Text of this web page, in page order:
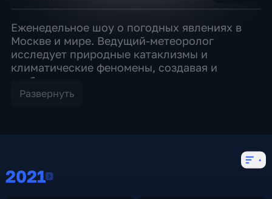
Еженедельное шоу о погодных явлениях в
Москве и мире. Ведущий-метеоролог
исследует природные катаклизмы и
климатические феномены, создавая и
разбирая их прямо в студии с помощью
эффектной графики и экспериментов. В
Развернуть
20212021